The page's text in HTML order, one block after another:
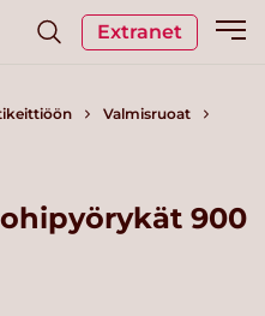
Extranet
Valmisruoat
900